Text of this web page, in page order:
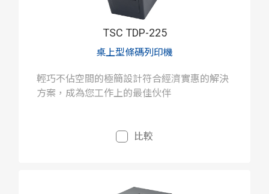
TSC TDP-225
桌上型條碼列印機
輕巧不佔空間的極簡設計符合經濟實惠的解決
方案，成為您工作上的最佳伙伴
比較